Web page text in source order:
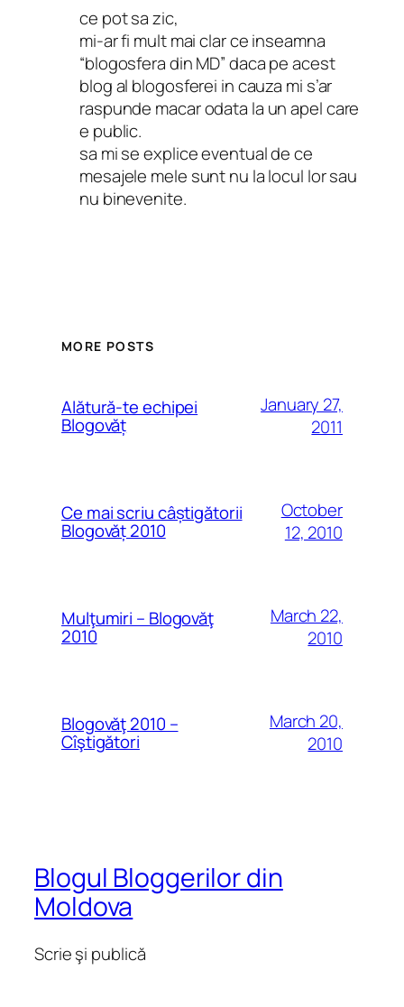
ce pot sa zic,
mi-ar fi mult mai clar ce inseamna
“blogosfera din MD” daca pe acest
blog al blogosferei in cauza mi s’ar
raspunde macar odata la un apel care
e public.
sa mi se explice eventual de ce
mesajele mele sunt nu la locul lor sau
nu binevenite.
MORE POSTS
Alătură-te echipei
Blogovăț
January 27,
2011
Ce mai scriu câștigătorii
Blogovăț 2010
October
12, 2010
Mulţumiri – Blogovăţ
2010
March 22,
2010
Blogovăţ 2010 –
Cîştigători
March 20,
2010
Blogul Bloggerilor din
Moldova
Scrie şi publică